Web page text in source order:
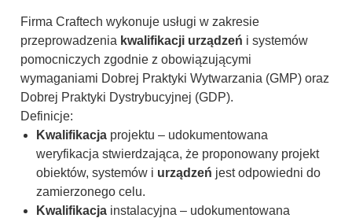
Firma Craftech wykonuje usługi w zakresie
przeprowadzenia kwalifikacji urządzeń i systemów
pomocniczych zgodnie z obowiązującymi
wymaganiami Dobrej Praktyki Wytwarzania (GMP) oraz
Dobrej Praktyki Dystrybucyjnej (GDP).
Definicje:
Kwalifikacja projektu – udokumentowana
weryfikacja stwierdzająca, że proponowany projekt
obiektów, systemów i urządzeń jest odpowiedni do
zamierzonego celu.
Kwalifikacja instalacyjna – udokumentowana